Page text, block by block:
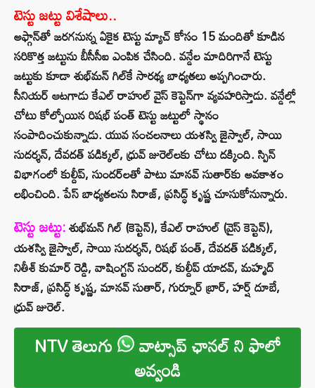
టెస్టు జట్టు విశేషాలు..
అఫ్గాన్‌తో జరగనున్న ఏకైక టెస్టు మ్యాచ్ కోసం 15 మందితో కూడిన
సరికొత్త జట్టును బీసీసీఐ ఎంపిక చేసింది. వన్డేల మాదిరిగానే టెస్టు
జట్టుకు కూడా శుభ్‌మన్ గిల్‌కే సారథ్య బాధ్యతలు అప్పగించారు.
సీనియర్ ఆటగాడు కేఎల్ రాహుల్ వైస్ కెప్టెన్‌గా వ్యవహరిస్తాడు. వన్డేల్లో
చోటు కోల్పోయిన రిషభ్ పంత్ టెస్టు జట్టులో స్థానం
సంపాదించుకున్నాడు. యువ సంచలనాలు యశస్వి జైస్వాల్, సాయి
సుదర్శన్, దేవదత్ పడిక్కల్, ధ్రువ్ జురెల్‌లకు చోటు దక్కింది. స్పిన్
విభాగంలో కుల్దీప్, సుందర్‌లతో పాటు మానవ్ సుతార్‌కు అవకాశం
లభించింది. పేస్ బాధ్యతలను సిరాజ్, ప్రసిద్ధ్ కృష్ణ చూసుకోనున్నారు.
టెస్టు జట్టు:శుభ్‌మన్ గిల్ (కెప్టెన్), కేఎల్ రాహుల్ (వైస్ కెప్టెన్),
యశస్వి జైస్వాల్, సాయి సుదర్శన్, రిషభ్ పంత్, దేవదత్ పడిక్కల్,
నితీశ్ కుమార్ రెడ్డి, వాషింగ్టన్ సుందర్, కుల్దీప్ యాదవ్, మహ్మద్
సిరాజ్, ప్రసిద్ధ్ కృష్ణ, మానవ్ సుతార్, గుర్నూర్ బ్రార్, హర్ష్ దూబే,
ధ్రువ్ జురెల్.
NTV తెలుగు వాట్సాప్ ఛానల్ ని ఫాలో
అవ్వండి